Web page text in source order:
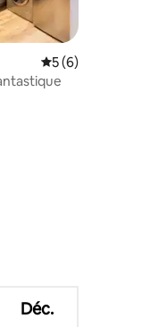
Note moyenne
5 (6)
Déc.